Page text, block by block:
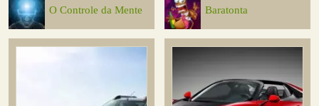
O Controle da Mente Baratonta